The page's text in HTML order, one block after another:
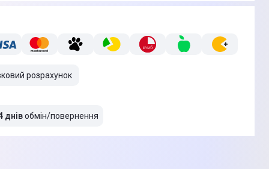
розрахунок
днівобмін/повернення